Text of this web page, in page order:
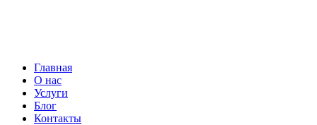
Главная
О нас
Услуги
Блог
Контакты